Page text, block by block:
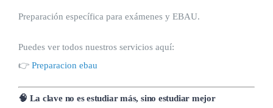
Preparación específica para exámenes y EBAU.
Puedes ver todos nuestros servicios aquí:
👉 Preparacion ebau
🧠 La clave no es estudiar más, sino estudiar mejor